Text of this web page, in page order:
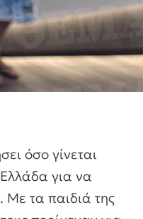
όσο γίνεται
Ελλάδα για να
Με τα παιδιά της